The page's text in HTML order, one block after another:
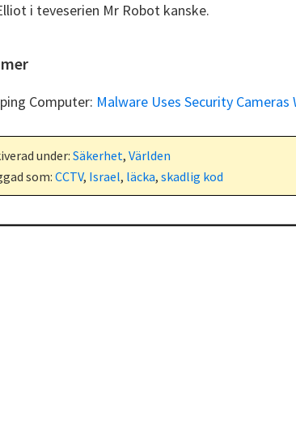
i teveserien Mr Robot kanske.
Computer: Malware Uses Security
under: Säkerhet, Världen
som:CCTV, Israel, läcka, skadlig kod